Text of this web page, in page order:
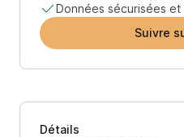
Données sécurisées
Suivre
Détails